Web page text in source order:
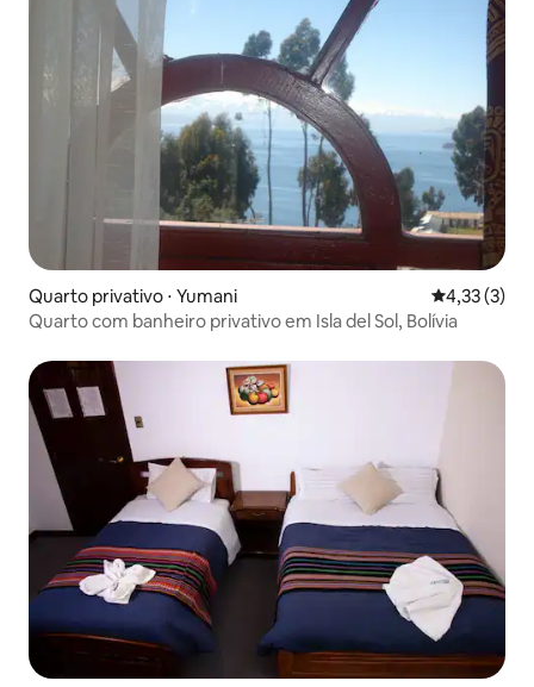
Quarto privativo ⋅ Yumani 4,33 de
4,33 (3)
Quarto com banheiro privativo em Isla del Sol, Bolívia